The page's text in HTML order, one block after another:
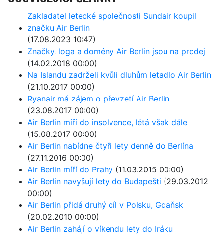
Zakladatel letecké společnosti Sundair koupil
značku Air Berlin
(17.08.2023 10:47)
Značky, loga a domény Air Berlin jsou na prodej
(14.02.2018 00:00)
Na Islandu zadrželi kvůli dluhům letadlo Air Berlin
(21.10.2017 00:00)
Ryanair má zájem o převzetí Air Berlin
(23.08.2017 00:00)
Air Berlin míří do insolvence, létá však dále
(15.08.2017 00:00)
Air Berlin nabídne čtyři lety denně do Berlína
(27.11.2016 00:00)
Air Berlin míří do Prahy (11.03.2015 00:00)
Air Berlin navyšují lety do Budapešti (29.03.2012
00:00)
Air Berlin přidá druhý cíl v Polsku, Gdaňsk
(20.02.2010 00:00)
Air Berlin zahájí o víkendu lety do Iráku